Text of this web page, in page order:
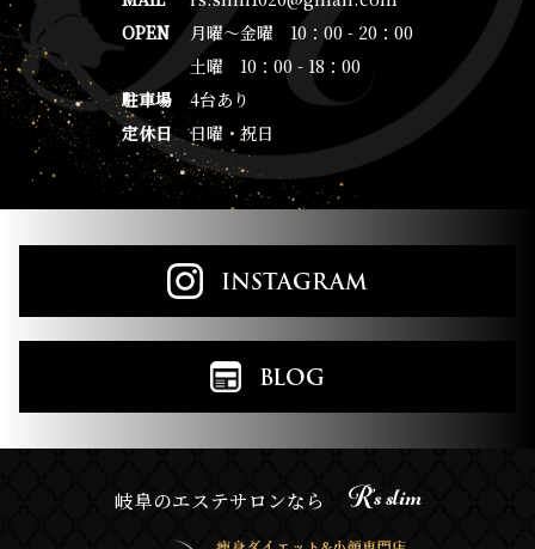
OPEN
月曜～金曜 10：00 - 20：00
土曜 10：00 - 18：00
駐車場
4台あり
定休日
日曜・祝日
INSTAGRAM
BLOG
岐阜のエステサロンなら R’s slim